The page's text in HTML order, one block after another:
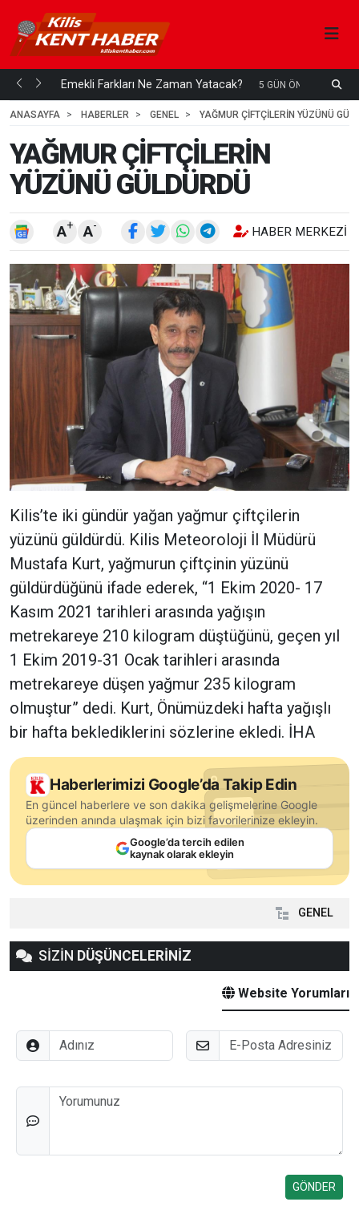
mi... Emekli Farkları Ne Zaman Yatacak? 5 GÜN ÖNCE
ANASAYFA
HABERLER GENEL YAĞMUR ÇİFTÇİLERİN YÜZÜNÜ
YAĞMUR ÇİFTÇİLERİN
YÜZÜNÜ GÜLDÜRDÜ
A+ A- HABER MERKEZI
Kilis’te iki gündür yağan yağmur çiftçilerin
yüzünü güldürdü. Kilis Meteoroloji İl Müdürü
Mustafa Kurt, yağmurun çiftçinin yüzünü
güldürdüğünü ifade ederek, “1 Ekim 2020- 17
Kasım 2021 tarihleri arasında yağışın
metrekareye 210 kilogram düştüğünü, geçen yıl
1 Ekim 2019-31 Ocak tarihleri arasında
metrekareye düşen yağmur 235 kilogram
olmuştur” dedi. Kurt, Önümüzdeki hafta yağışlı
bir hafta beklediklerini sözlerine ekledi. İHA
Haberlerimizi Google’da Takip Edin
En güncel haberlere ve son dakika gelişmelerine Google
üzerinden anında ulaşmak için bizi favorilerinize ekleyin.
Google’da tercih edilen
kaynak olarak ekleyin
GENEL
SİZİN DÜŞÜNCELERİNİZ
Website Yorumları
Adınız E-Posta
Düşünceleriniz